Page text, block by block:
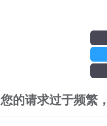
您的请求过于频繁